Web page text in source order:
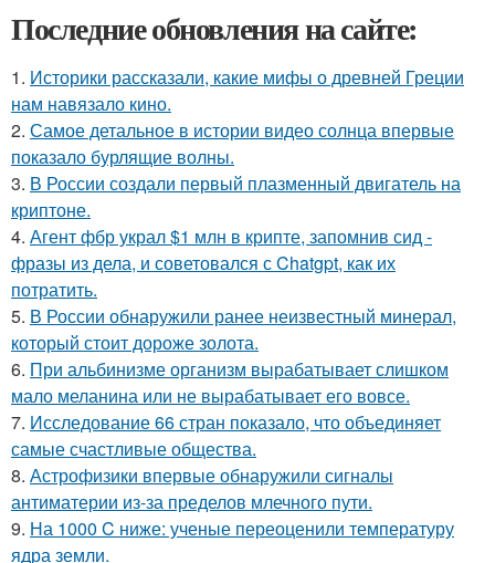
Последние обновления на сайте:
1. Историки рассказали, какие мифы о древней Греции
нам навязало кино.
2. Самое детальное в истории видео солнца впервые
показало бурлящие волны.
3. В России создали первый плазменный двигатель на
криптоне.
4. Агент фбр украл $1 млн в крипте, запомнив сид -
фразы из дела, и советовался с Chatgpt, как их
потратить.
5. В России обнаружили ранее неизвестный минерал,
который стоит дороже золота.
6. При альбинизме организм вырабатывает слишком
мало меланина или не вырабатывает его вовсе.
7. Исследование 66 стран показало, что объединяет
самые счастливые общества.
8. Астрофизики впервые обнаружили сигналы
антиматерии из-за пределов млечного пути.
9. На 1000 C ниже: ученые переоценили температуру
ядра земли.